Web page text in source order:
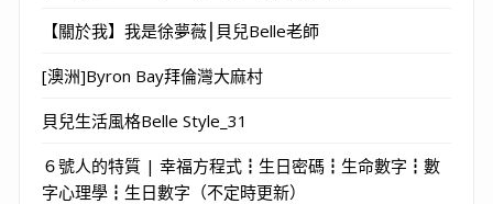
【關於我】我是徐夢薇⎮貝兒Belle老師
[澳洲]Byron Bay拜倫灣大麻村
貝兒生活風格Belle Style_31
６號人的特質 | 幸福方程式┇生日密碼┇生命數字┇數
字心理學┇生日數字（不定時更新）